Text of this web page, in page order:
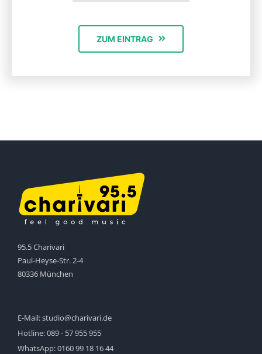
ZUM EINTRAG
95.5 Charivari
Paul-Heyse-Str. 2-4
80336 München
E-Mail:studio@charivari.de
Hotline:089 - 57 955 955
WhatsApp:0160 99 18 16 44